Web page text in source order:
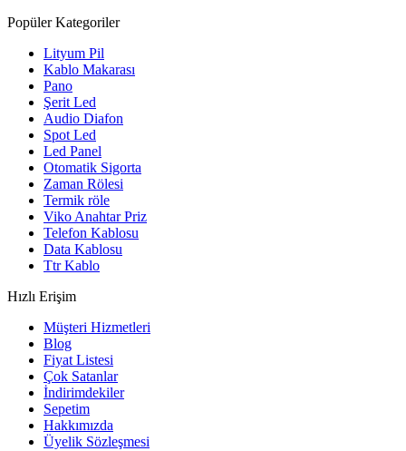
Popüler Kategoriler
Lityum Pil
Kablo Makarası
Pano
Şerit Led
Audio Diafon
Spot Led
Led Panel
Otomatik Sigorta
Zaman Rölesi
Termik röle
Viko Anahtar Priz
Telefon Kablosu
Data Kablosu
Ttr Kablo
Hızlı Erişim
Müşteri Hizmetleri
Blog
Fiyat Listesi
Çok Satanlar
İndirimdekiler
Sepetim
Hakkımızda
Üyelik Sözleşmesi